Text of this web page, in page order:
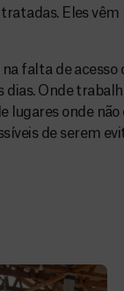
Eles vêm
falta de acesso
dias. Onde
lugares onde não
de serem